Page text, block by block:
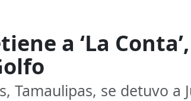
a ‘La
se detuvo a